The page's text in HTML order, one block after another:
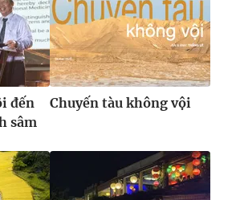
đến
sâm
Chuyến tàu không vội